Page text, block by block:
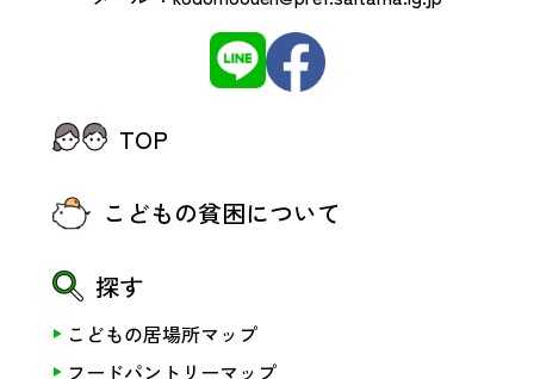
TOP
こどもの貧困について
探す
こどもの居場所マップ
フードパントリーマップ